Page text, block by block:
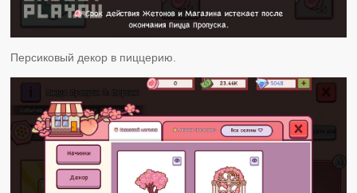
Персиковый декор в пиццерию.